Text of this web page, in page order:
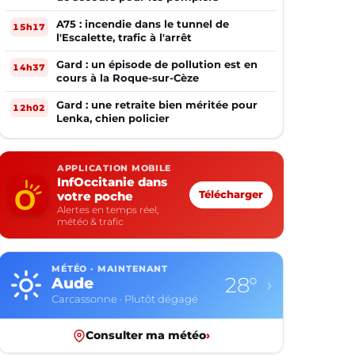
15h17
A75 : incendie dans le tunnel de
l'Escalette, trafic à l'arrêt
14h37
Gard : un épisode de pollution est en
cours à la Roque-sur-Cèze
12h02
Gard : une retraite bien méritée pour
Lenka, chien policier
APPLICATION MOBILE
InfOccitanie dans
votre poche
Alertes en temps réel,
météo & trafic
Télécharger
MÉTÉO · MAINTENANT
Aude
Carcassonne · Plutôt dégagé
28° ›
Consulter ma météo›